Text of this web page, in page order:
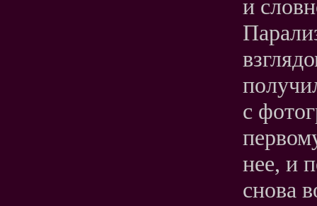
и
с
нее, и
снова